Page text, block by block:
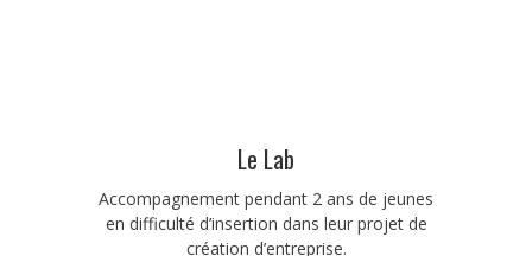
Le Lab
Accompagnement pendant 2 ans de jeunes
en difficulté d’insertion dans leur projet de
création d’entreprise.